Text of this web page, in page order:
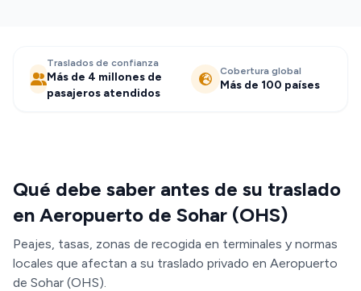
Traslados de confianza
Más de 4 millones de
pasajeros atendidos
Cobertura global
Más de 100 países
Qué debe saber antes de su traslado
en Aeropuerto de Sohar (OHS)
Peajes, tasas, zonas de recogida en terminales y normas
locales que afectan a su traslado privado en Aeropuerto
de Sohar (OHS).